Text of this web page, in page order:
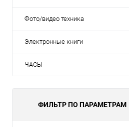
Фото/видео техника
Электронные книги
ЧАСЫ
ФИЛЬТР ПО ПАРАМЕТРАМ